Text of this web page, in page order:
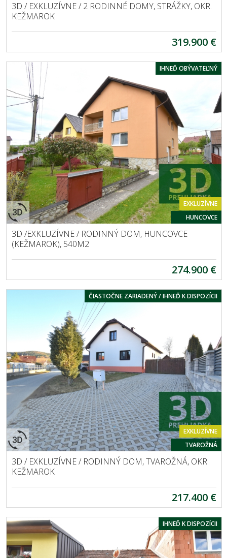
3D / EXKLUZÍVNE / 2 RODINNÉ DOMY, STRÁŽKY, OKR.
KEŽMAROK
319.900 €
IHNEĎ OBÝVATEĽNÝ
EXKLUZÍVNE
HUNCOVCE
3D /EXKLUZÍVNE / RODINNÝ DOM, HUNCOVCE
(KEŽMAROK), 540M2
274.900 €
ČIASTOČNE ZARIADENÝ / IHNEĎ K DISPOZÍCII
EXKLUZÍVNE
TVAROŽNÁ
3D / EXKLUZÍVNE / RODINNÝ DOM, TVAROŽNÁ, OKR.
KEŽMAROK
217.400 €
IHNEĎ K DISPOZÍCII